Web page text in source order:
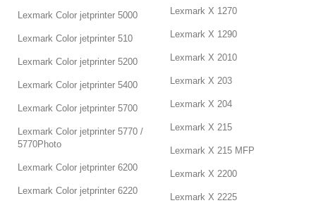
Lexmark Color jetprinter 5000
Lexmark Color jetprinter 510
Lexmark Color jetprinter 5200
Lexmark Color jetprinter 5400
Lexmark Color jetprinter 5700
Lexmark Color jetprinter 5770 /
5770Photo
Lexmark Color jetprinter 6200
Lexmark Color jetprinter 6220
Lexmark X 1270
Lexmark X 1290
Lexmark X 2010
Lexmark X 203
Lexmark X 204
Lexmark X 215
Lexmark X 215 MFP
Lexmark X 2200
Lexmark X 2225